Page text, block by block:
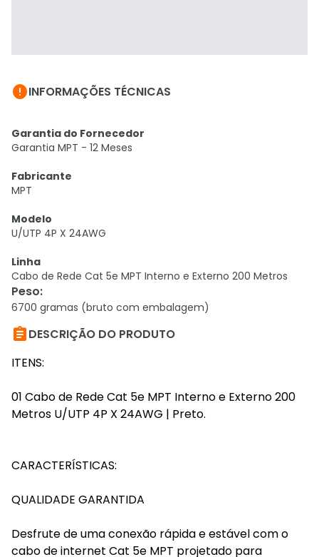
INFORMAÇÕES TÉCNICAS
Garantia do Fornecedor
Garantia MPT - 12 Meses
Fabricante
MPT
Modelo
U/UTP 4P X 24AWG
Linha
Cabo de Rede Cat 5e MPT Interno e Externo 200 Metros
Peso:
6700 gramas (bruto com embalagem)
DESCRIÇÃO DO PRODUTO
ITENS:
01 Cabo de Rede Cat 5e MPT Interno e Externo 200
Metros U/UTP 4P X 24AWG | Preto.
CARACTERÍSTICAS:
QUALIDADE GARANTIDA
Desfrute de uma conexão rápida e estável com o
cabo de internet Cat 5e MPT projetado para